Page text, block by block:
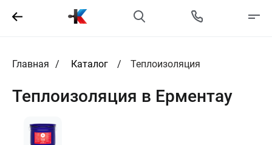
Главная Каталог Теплоизоляция
Теплоизоляция в Ерментау